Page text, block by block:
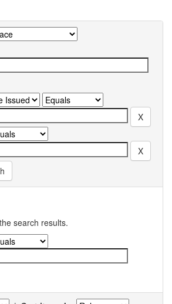
search results.